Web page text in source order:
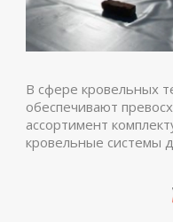
В сфере кровельных
обеспечивают
ассортимент
кровельные системы